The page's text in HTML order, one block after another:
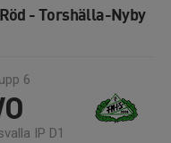
- Torshälla-Nyby
6
IP D1